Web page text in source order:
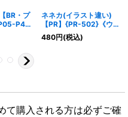
BR・プ
P41}
ネネカ(イラスト違い)
【PR】{PR-502}《ウィ
ッチ》
480円(税込)
て購入される方は必ずご確